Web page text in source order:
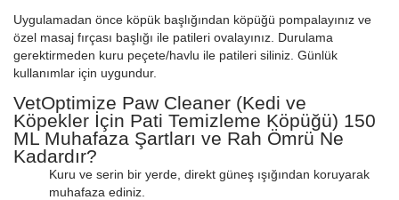
Uygulamadan önce köpük başlığından köpüğü pompalayınız ve
özel masaj fırçası başlığı ile patileri ovalayınız. Durulama
gerektirmeden kuru peçete/havlu ile patileri siliniz. Günlük
kullanımlar için uygundur.
VetOptimize Paw Cleaner (Kedi ve
Köpekler İçin Pati Temizleme Köpüğü) 150
ML Muhafaza Şartları ve Rah Ömrü Ne
Kadardır?
Kuru ve serin bir yerde, direkt güneş ışığından koruyarak
muhafaza ediniz.